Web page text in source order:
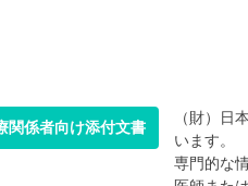
関係者向け添付文書
（財）日
います。
専門的な